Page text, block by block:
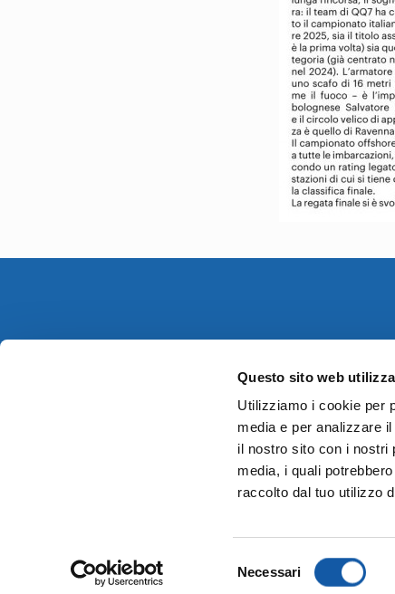
Questo sito web
Utilizziamo i cookie per
media e per analizzare
il nostro sito con i nostri
media, i quali
raccolto dal tuo utilizzo
Necessari
Via Dell’ Arcoveggio, 74/2 – 40128 Bologna
Partita IVA – Codice Fiscale 03438751202